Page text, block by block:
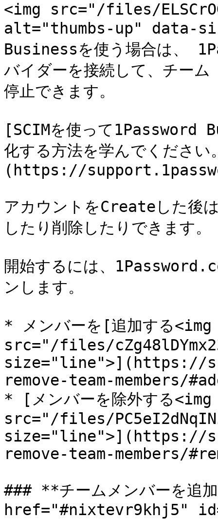
<img src="/files/
alt="thumbs-up" data-
Businessを使う場合は、
バイダーを接続して、チー
停止できます。
[SCIMを使って1Password
化する方法を学んでくださ
(https://
アカウントをCreateした後
したり削除したりできます。
開始するには、
ンします。
* メンバーを[追加する<img
src="/files/
size="line">](https://
remove-team-members/
* [メンバーを除外する<img
src="/files/
size="line">](https://
remove-team-members/
### **チームメンバーを追
href="#nixtevr9khj5"